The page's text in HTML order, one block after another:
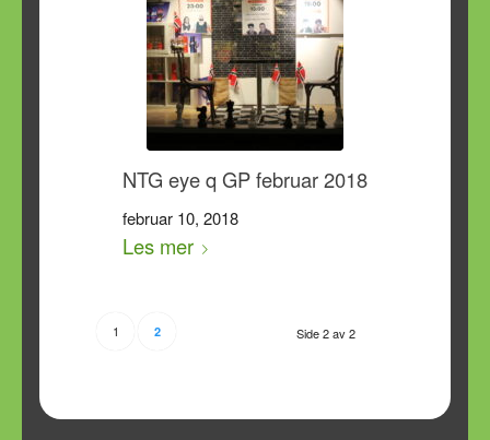
NTG eye q GP februar 2018
februar 10, 2018
Les mer
Side 2 av 2
1 2